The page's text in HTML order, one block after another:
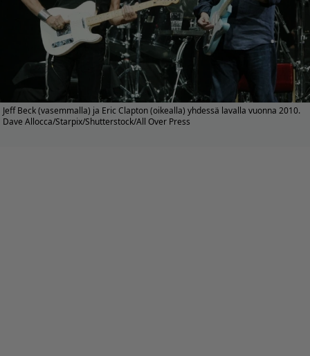
Jeff Beck (vasemmalla) ja Eric Clapton (oikealla) yhdessä lavalla vuonna 2010.
Dave Allocca/Starpix/Shutterstock/All Over Press